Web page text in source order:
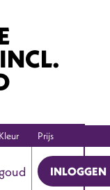
Kleur Prijs
INLOGGEN